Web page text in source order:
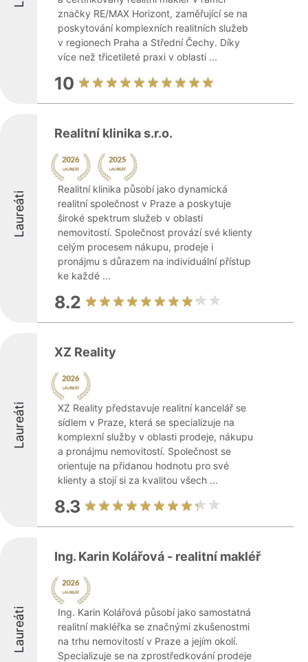
značky RE/MAX Horizont, zaměřující se na
poskytování komplexních realitních služeb
v regionech Praha a Střední Čechy. Díky
více než třicetileté praxi v oblasti ...
10
Laureáti
Realitní klinika s.r.o.
Realitní klinika působí jako dynamická
realitní společnost v Praze a poskytuje
široké spektrum služeb v oblasti
nemovitostí. Společnost provází své klienty
celým procesem nákupu, prodeje i
pronájmu s důrazem na individuální přístup
ke každé ...
8.2
Laureáti
XZ Reality
XZ Reality představuje realitní kancelář se
sídlem v Praze, která se specializuje na
komplexní služby v oblasti prodeje, nákupu
a pronájmu nemovitostí. Společnost se
orientuje na přidanou hodnotu pro své
klienty a stojí si za kvalitou všech ...
8.3
Laureáti
Ing. Karin Kolářová - realitní makléř
Ing. Karin Kolářová působí jako samostatná
realitní makléřka se značnými zkušenostmi
na trhu nemovitostí v Praze a jejím okolí.
Specializuje se na zprostředkování prodeje